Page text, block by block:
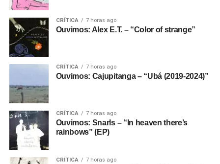
CRÍTICA 7 horas ago
Ouvimos: Alex E.T. – “Color of strange”
CRÍTICA 7 horas ago
Ouvimos: Cajupitanga – “Ubá (2019-2024)”
CRÍTICA 7 horas ago
Ouvimos: Snarls – “In heaven there’s
rainbows” (EP)
CRÍTICA 7 horas ago